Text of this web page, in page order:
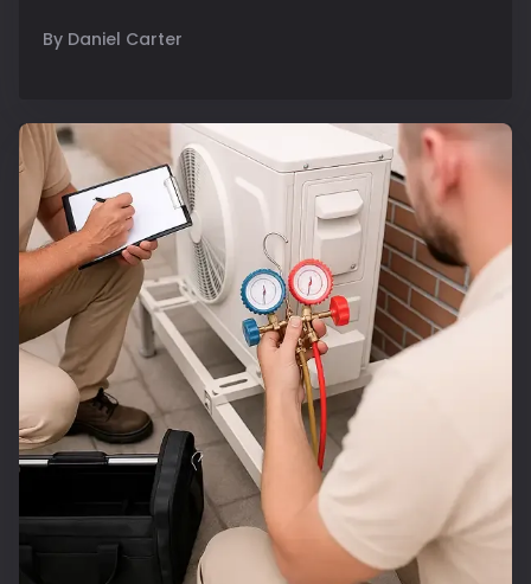
By Daniel Carter